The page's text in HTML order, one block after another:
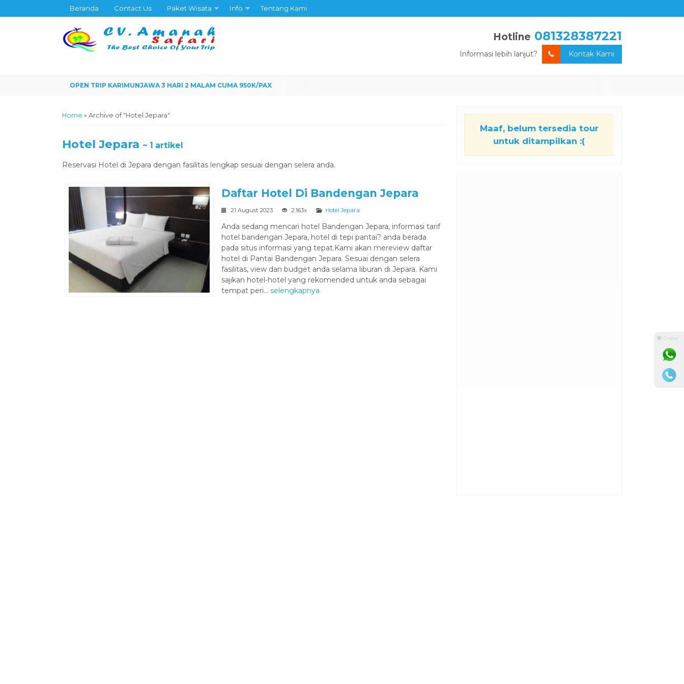
Beranda Contact Us Paket Wisata Info Tentang Kami
Hotline 081328387221
Informasi lebih lanjut? Kontak Kami
Home » Archive of "Hotel Jepara"
Hotel Jepara ~ 1 artikel
Reservasi Hotel di Jepara dengan fasilitas lengkap sesuai dengan selera anda.
Daftar Hotel Di Bandengan Jepara
21 August 2023 2.163x Hotel Jepara
Anda sedang mencari hotel Bandengan Jepara, informasi tarif
hotel bandengan Jepara, hotel di tepi pantai? anda berada
pada situs informasi yang tepat.Kami akan mereview daftar
hotel di Pantai Bandengan Jepara. Sesuai dengan selera
fasilitas, view dan budget anda selama liburan di Jepara. Kami
sajikan hotel-hotel yang rekomended untuk anda sebagai
tempat peri... selengkapnya
Maaf, belum tersedia tour
untuk ditampilkan :(
⚫ Online